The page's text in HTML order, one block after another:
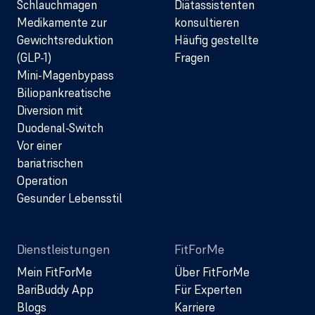
Schlauchmagen
Medikamente zur
Gewichtsreduktion
(GLP-1)
Mini-Magenbypass
Biliopankreatische
Diversion mit
Duodenal-Switch
Vor einer
bariatrischen
Operation
Gesunder Lebensstil
Diätassistenten
konsultieren
Häufig gestellte
Fragen
Dienstleistungen
Mein FitForMe
BariBuddy App
Blogs
FitForMe
Über FitForMe
Für Experten
Karriere